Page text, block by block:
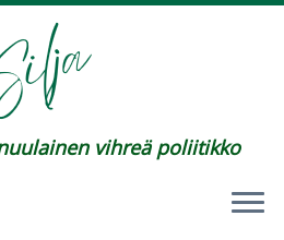
vihreä poliitikko